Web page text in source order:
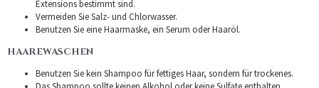
Extensions bestimmt sind.
Vermeiden Sie Salz- und Chlorwasser.
Benutzen Sie eine Haarmaske, ein Serum oder Haaröl.
HAAREWASCHEN
Benutzen Sie kein Shampoo für fettiges Haar, sondern für trockenes.